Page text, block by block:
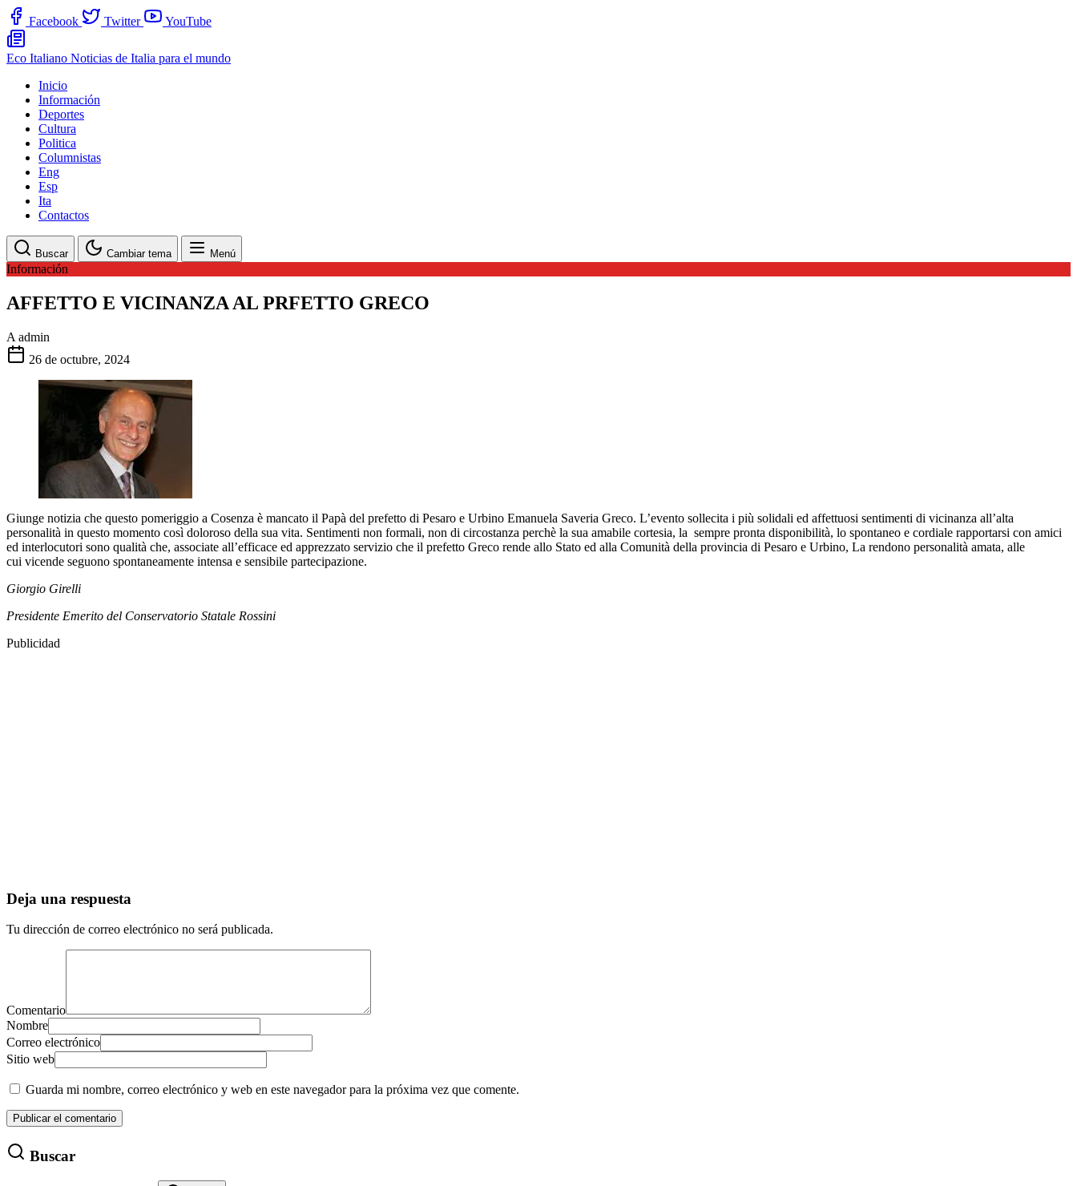
Facebook Twitter YouTube
Eco Italiano Noticias de Italia para el mundo
Inicio
Información
Deportes
Cultura
Politica
Columnistas
Eng
Esp
Ita
Contactos
Buscar Cambiar tema Menú
Información
AFFETTO E VICINANZA AL PRFETTO GRECO
A admin
26 de octubre, 2024
Giunge notizia che questo pomeriggio a Cosenza è mancato il Papà del prefetto di Pesaro e Urbino Emanuela Saveria Greco. L’evento sollecita i più solidali ed affettuosi sentimenti di vicinanza all’alta
personalità in questo momento così doloroso della sua vita. Sentimenti non formali, non di circostanza perchè la sua amabile cortesia, la sempre pronta disponibilità, lo spontaneo e cordiale rapportarsi con amici
ed interlocutori sono qualità che, associate all’efficace ed apprezzato servizio che il prefetto Greco rende allo Stato ed alla Comunità della provincia di Pesaro e Urbino, La rendono personalità amata, alle
cui vicende seguono spontaneamente intensa e sensibile partecipazione.
Giorgio Girelli
Presidente Emerito del Conservatorio Statale Rossini
Publicidad
Deja una respuesta
Tu dirección de correo electrónico no será publicada.
Comentario
Nombre
Correo electrónico
Sitio web
Guarda mi nombre, correo electrónico y web en este navegador para la próxima vez que comente.
Buscar